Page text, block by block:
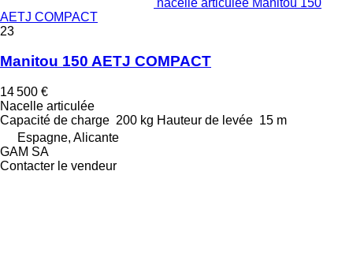
AETJ COMPACT
23
Manitou 150 AETJ COMPACT
14 500 €
Nacelle articulée
Capacité de charge 200 kg Hauteur de levée 15 m
Espagne, Alicante
GAM SA
Contacter le vendeur